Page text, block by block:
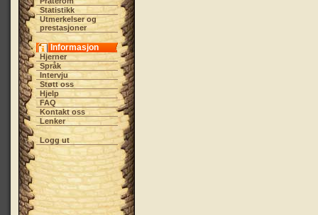
Statistikk
Utmerkelser og
prestasjoner
Informasjon
Hjerner
Språk
Intervju
Støtt oss
Hjelp
FAQ
Kontakt oss
Lenker
Logg ut